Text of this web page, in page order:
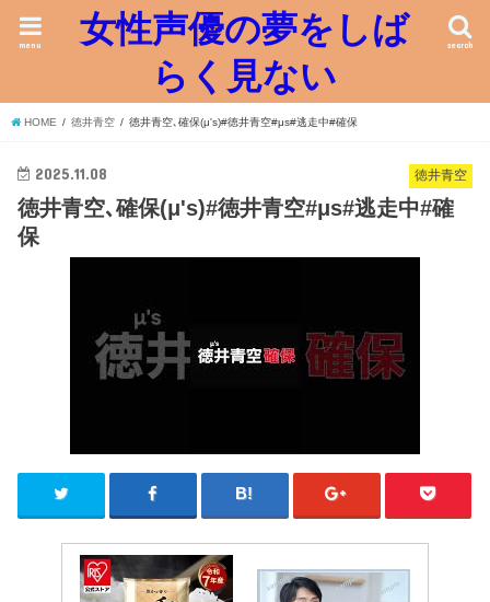
女性声優の夢をしば
らく見ない
search
menu
HOME 徳井青空 徳井青空､確保(μ's)#徳井青空#μs#逃走中#確保
徳井青空
2025.11.08
徳井青空､確保(μ's)#徳井青空#μs#逃走中#確
保